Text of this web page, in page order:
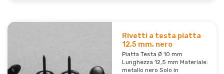
Rivetti a testa piatta
12,5 mm, nero
Piatta Testa Ø 10 mm
Lunghezza 12,5 mm Materiale:
metallo nero Solo in